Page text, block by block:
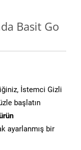
Basit Go
İstemci Gizli
başlatın
ayarlanmış bir